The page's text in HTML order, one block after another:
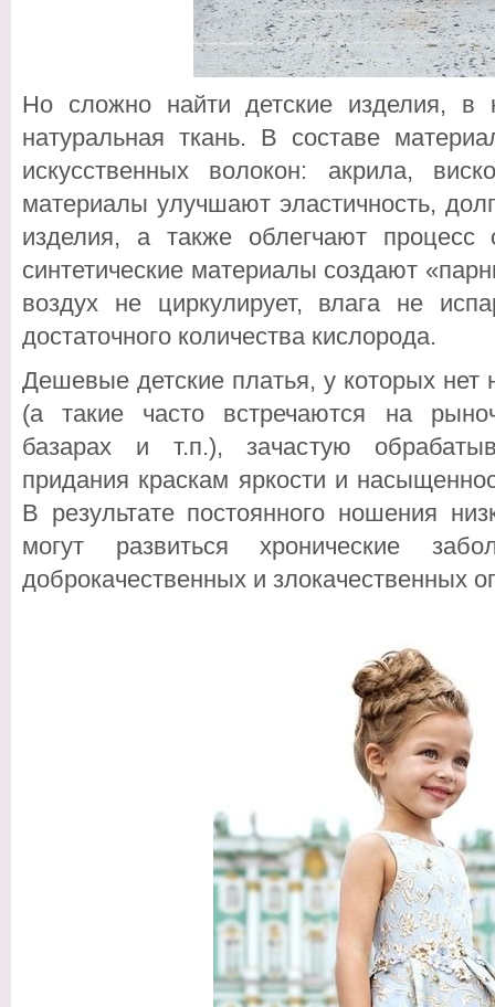
Но сложно найти детские изделия, в
натуральная ткань. В составе
искусственных волокон: акрила,
материалы улучшают эластичность,
изделия, а также облегчают
синтетические материалы создают
воздух не циркулирует, влага не
достаточного количества кислорода.
Дешевые детские платья, у которых
(а такие часто встречаются на
базарах и т.п.), зачастую
придания краскам яркости и
В результате постоянного ношения
могут развиться хронические
доброкачественных и злокачественных